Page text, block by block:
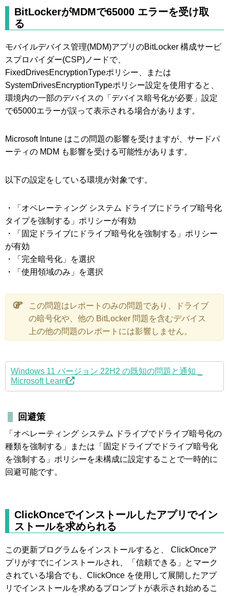
BitLockerがMDMで65000 エラーを受け取
る
モバイルデバイス管理(MDM)アプリのBitLocker 構成サービ
スプロバイダー(CSP)ノードで、
FixedDrivesEncryptionTypeポリシー、または
SystemDrivesEncryptionTypeポリシー設定を使用すると、
環境内の一部のデバイスの「デバイス暗号化が必要」設定
で65000エラーが誤って表示される場合があります。
Microsoft Intune はこの問題の影響を受けますが、サードパ
ーティの MDM も影響を受ける可能性があります。
以下の設定をしている環境が対象です。
・「オペレーティング システム ドライブにドライブ暗号化
タイプを強制する」ポリシーが有効
・「固定ドライブにドライブ暗号化を強制する」ポリシー
が有効
・「完全暗号化」を選択
・「使用領域のみ」を選択
この問題はレポートのみの問題であり、ドライブ
の暗号化や、他の BitLocker 問題を含むデバイス
上の他の問題のレポートには影響しません。
Windows 11 バージョン 22H2 の既知の問題と通知 _
Microsoft Learn
回避策
「オペレーティング システム ドライブでドライブ暗号化の
種類を強制する」または「固定ドライブでドライブ暗号化
を強制する」ポリシーを未構成に設定することで一時的に
回避可能です。
ClickOnceでインストールしたアプリでイン
ストールを求められる
この更新プログラムをインストールすると、 ClickOnceア
プリがすでにインストールされ、「信頼できる」とマーク
されている場合でも、ClickOnce を使用して展開したアプ
リでインストールを求めるプロンプトが表示され始めるこ